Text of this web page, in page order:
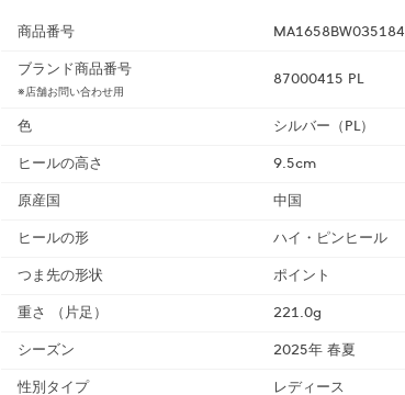
商品番号
MA1658BW035184
ブランド商品番号
※店舗お問い合わせ用
87000415 PL
色
シルバー（PL）
ヒールの高さ
9.5cm
原産国
中国
ヒールの形
ハイ・ピンヒール
つま先の形状
ポイント
重さ
（片足）
221.0g
シーズン
2025年 春夏
性別タイプ
レディース